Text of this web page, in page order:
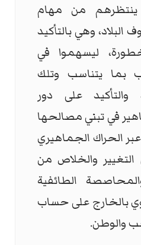
من مهام
وهي بالتأكيد
ليسهموا في
بما يتناسب وتلك
والتأكيد على دور
في تبني مصالحها
الحراك الجماهيري
والخلاص من
الطائفية
بالخارج على حساب
والوطن.